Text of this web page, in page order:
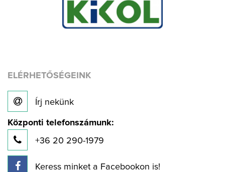
ELÉRHETŐSÉGEINK
Írj nekünk
Központi telefonszámunk:
+36 20 290-1979
Keress minket a Facebookon is!